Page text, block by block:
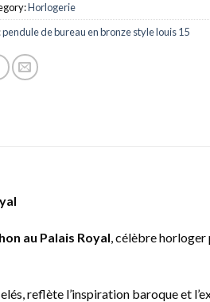
Horlogerie
pendule de bureau en bronze style louis 15
au Palais Royal, célèbre horloger
reflète l’inspiration baroque et